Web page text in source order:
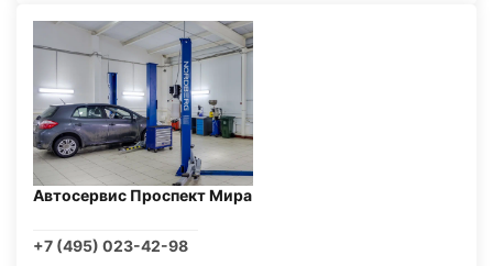
Автосервис Проспект Мира
+7 (495) 023-42-98